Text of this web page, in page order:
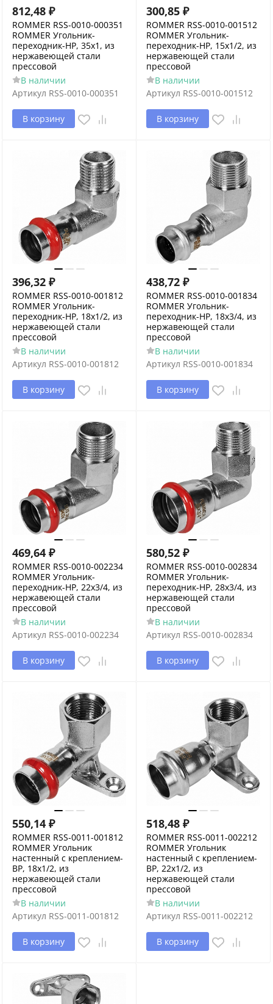
812,48 ₽
ROMMER RSS-0010-000351
ROMMER Угольник-
переходник-НР, 35х1, из
нержавеющей стали
прессовой
В наличии
Артикул RSS-0010-000351
В корзину
300,85 ₽
ROMMER RSS-0010-001512
ROMMER Угольник-
переходник-НР, 15х1/2, из
нержавеющей стали
прессовой
В наличии
Артикул RSS-0010-001512
В корзину
396,32 ₽
ROMMER RSS-0010-001812
ROMMER Угольник-
переходник-НР, 18х1/2, из
нержавеющей стали
прессовой
В наличии
Артикул RSS-0010-001812
В корзину
438,72 ₽
ROMMER RSS-0010-001834
ROMMER Угольник-
переходник-НР, 18х3/4, из
нержавеющей стали
прессовой
В наличии
Артикул RSS-0010-001834
В корзину
469,64 ₽
ROMMER RSS-0010-002234
ROMMER Угольник-
переходник-НР, 22х3/4, из
нержавеющей стали
прессовой
В наличии
Артикул RSS-0010-002234
В корзину
580,52 ₽
ROMMER RSS-0010-002834
ROMMER Угольник-
переходник-НР, 28х3/4, из
нержавеющей стали
прессовой
В наличии
Артикул RSS-0010-002834
В корзину
550,14 ₽
ROMMER RSS-0011-001812
ROMMER Угольник
настенный с креплением-
ВР, 18х1/2, из
нержавеющей стали
прессовой
В наличии
Артикул RSS-0011-001812
В корзину
518,48 ₽
ROMMER RSS-0011-002212
ROMMER Угольник
настенный с креплением-
ВР, 22х1/2, из
нержавеющей стали
прессовой
В наличии
Артикул RSS-0011-002212
В корзину